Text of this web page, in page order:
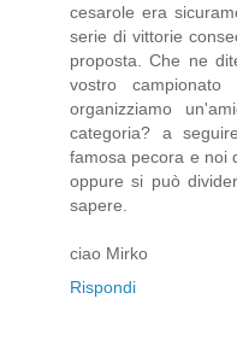
cesarole era
serie di vittorie
proposta. Che ne
vostro
organizziamo
categoria? a
famosa pecora e noi
oppure si può
sapere.
ciao Mirko
Rispondi